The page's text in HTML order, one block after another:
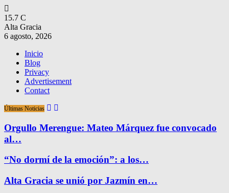
15.7 C
Alta Gracia
6 agosto, 2026
Inicio
Blog
Privacy
Advertisement
Contact
Últimas Noticias
Orgullo Merengue: Mateo Márquez fue convocado
al…
“No dormí de la emoción”: a los…
Alta Gracia se unió por Jazmín en…